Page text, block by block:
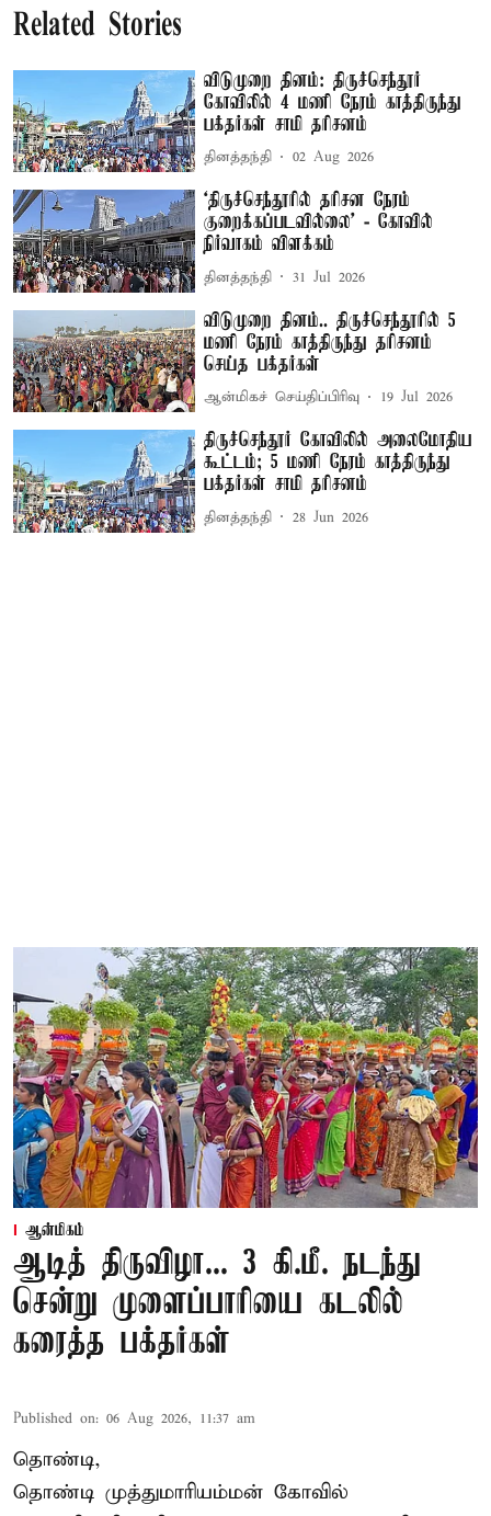
Related Stories
விடுமுறை தினம்: திருச்செந்தூர்
கோவிலில் 4 மணி நேரம் காத்திருந்து
பக்தர்கள் சாமி தரிசனம்
தினத்தந்தி 02 Aug 2026
‘திருச்செந்தூரில் தரிசன நேரம்
குறைக்கப்படவில்லை’ - கோவில்
நிர்வாகம் விளக்கம்
தினத்தந்தி 31 Jul 2026
விடுமுறை தினம்.. திருச்செந்தூரில் 5
மணி நேரம் காத்திருந்து தரிசனம்
செய்த பக்தர்கள்
ஆன்மிகச் செய்திப்பிரிவு 19 Jul 2026
திருச்செந்தூர் கோவிலில் அலைமோதிய
கூட்டம்; 5 மணி நேரம் காத்திருந்து
பக்தர்கள் சாமி தரிசனம்
தினத்தந்தி 28 Jun 2026
ஆன்மிகம்
ஆடித் திருவிழா... 3 கி.மீ. நடந்து
சென்று முளைப்பாரியை கடலில்
கரைத்த பக்தர்கள்
Published on: 06 Aug 2026, 11:37 am
தொண்டி,
தொண்டி முத்துமாரியம்மன் கோவில்